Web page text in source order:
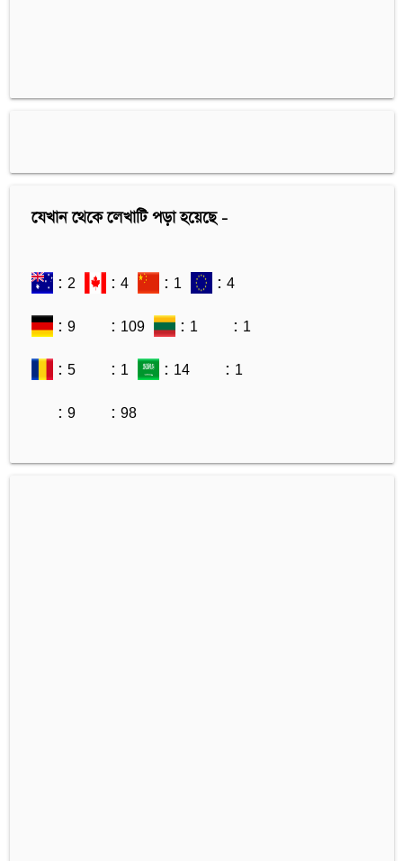
যেখান থেকে লেখাটি পড়া হয়েছে -
: 2 : 4 : 1
: 4
: 9
: 109 : 1
: 1
: 5
: 1 : 14
: 1
: 9
: 98